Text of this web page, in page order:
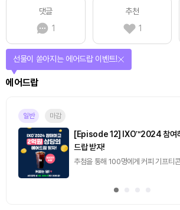
댓글
1
추천
1
에어드랍
선물이 쏟아지는 에어드랍 이벤트!
일반 마감
[Episode 12] IXO™2024 참여
드랍 받자!
추첨을 통해 100명에게 커피 기프티